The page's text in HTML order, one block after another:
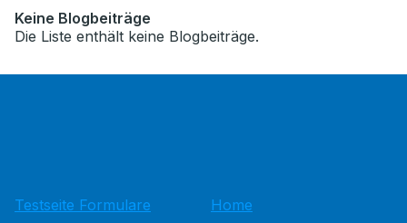
Keine Blogbeiträge
Die Liste enthält keine Blogbeiträge.
Testseite Formulare
Home